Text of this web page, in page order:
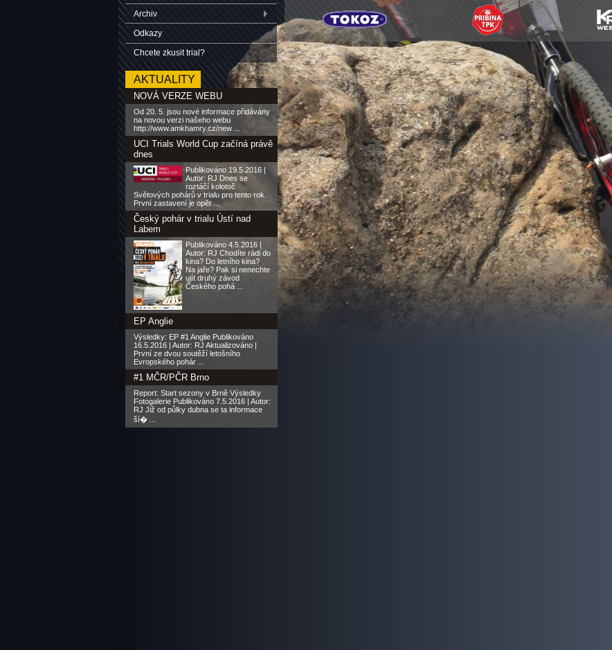
Archiv
Odkazy
Chcete zkusit trial?
AKTUALITY
NOVÁ VERZE WEBU
Od 20. 5. jsou nové informace přidávány
na novou verzi našeho webu
http://www.amkhamry.cz/new ...
UCI Trials World Cup začíná právě
dnes
Publikováno 19.5.2016 |
Autor: RJ Dnes se
roztáčí kolotoč
Světových pohárů v trialu pro tento rok.
První zastavení je opět ...
Český pohár v trialu Ústí nad
Labem
Publikováno 4.5.2016 |
Autor: RJ Chodíte rádi do
kina? Do letního kina?
Na jaře? Pak si nenechte
ujít druhý závod
Českého pohá ...
EP Anglie
Výsledky: EP #1 Anglie Publikováno
16.5.2016 | Autor: RJ Aktualizováno |
První ze dvou soutěží letošního
Evropského pohár ...
#1 MČR/PČR Brno
Report: Start sezony v Brně Výsledky
Fotogalerie Publikováno 7.5.2016 | Autor:
RJ Již od půlky dubna se ta informace
ší� ...